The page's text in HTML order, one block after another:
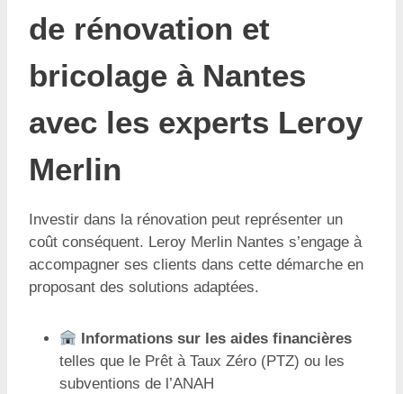
de rénovation et
bricolage à Nantes
avec les experts Leroy
Merlin
Investir dans la rénovation peut représenter un
coût conséquent. Leroy Merlin Nantes s’engage à
accompagner ses clients dans cette démarche en
proposant des solutions adaptées.
Informations sur les aides financières
telles que le Prêt à Taux Zéro (PTZ) ou les
subventions de l’ANAH